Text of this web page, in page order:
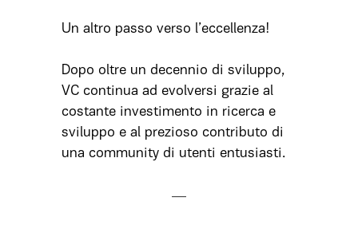
Un altro passo verso l’eccellenza!
Dopo oltre un decennio di sviluppo,
VC continua ad evolversi grazie al
costante investimento in ricerca e
sviluppo e al prezioso contributo di
una community di utenti entusiasti.